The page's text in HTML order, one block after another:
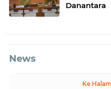
Danantara
News
Ke